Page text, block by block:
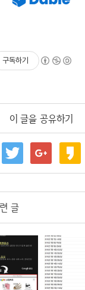
구독하기
이 글을 공유하기
글